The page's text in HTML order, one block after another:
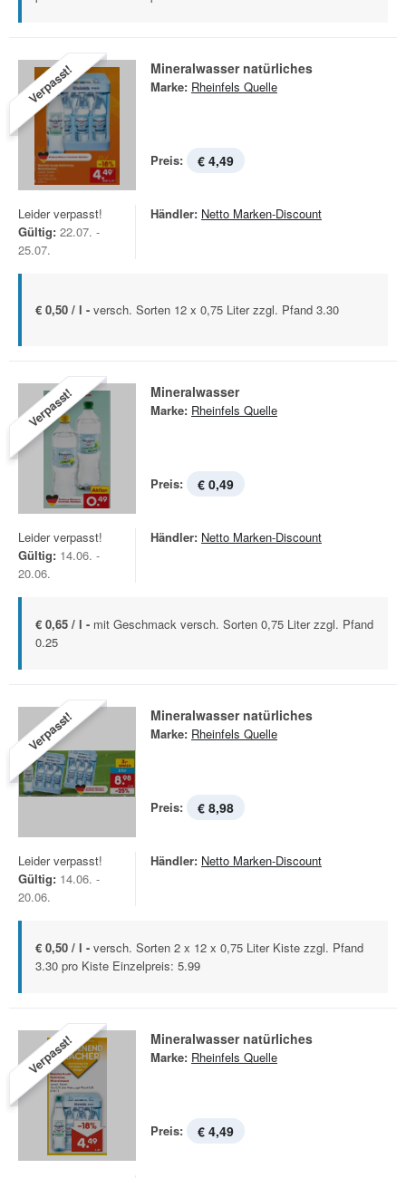
Verpasst! Mineralwasser natürliches
Marke: Rheinfels Quelle
Preis: € 4,49
Leider verpasst!
Gültig: 22.07. -
25.07.
Händler: Netto Marken-Discount
€ 0,50 / l - versch. Sorten 12 x 0,75 Liter zzgl. Pfand 3.30
Verpasst! Mineralwasser
Marke: Rheinfels Quelle
Preis: € 0,49
Leider verpasst!
Gültig: 14.06. -
20.06.
Händler: Netto Marken-Discount
€ 0,65 / l - mit Geschmack versch. Sorten 0,75 Liter zzgl. Pfand
0.25
Verpasst! Mineralwasser natürliches
Marke: Rheinfels Quelle
Preis: € 8,98
Leider verpasst!
Gültig: 14.06. -
20.06.
Händler: Netto Marken-Discount
€ 0,50 / l - versch. Sorten 2 x 12 x 0,75 Liter Kiste zzgl. Pfand
3.30 pro Kiste Einzelpreis: 5.99
Verpasst! Mineralwasser natürliches
Marke: Rheinfels Quelle
Preis: € 4,49